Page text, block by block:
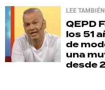
LEE TAMBIÉN
QEPD
los 51
de
una
desde